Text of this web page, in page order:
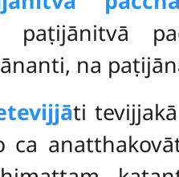
paṭijānitvā
na
tevijjāti
ca